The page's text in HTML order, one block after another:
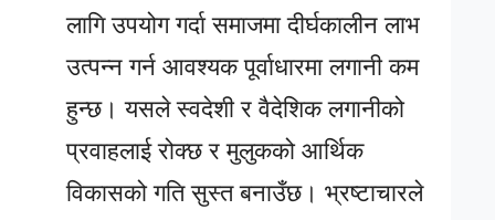
लागि उपयोग गर्दा समाजमा दीर्घकालीन लाभ
उत्पन्न गर्न आवश्यक पूर्वाधारमा लगानी कम
हुन्छ। यसले स्वदेशी र वैदेशिक लगानीको
प्रवाहलाई रोक्छ र मुलुकको आर्थिक
विकासको गति सुस्त बनाउँछ। भ्रष्टाचारले